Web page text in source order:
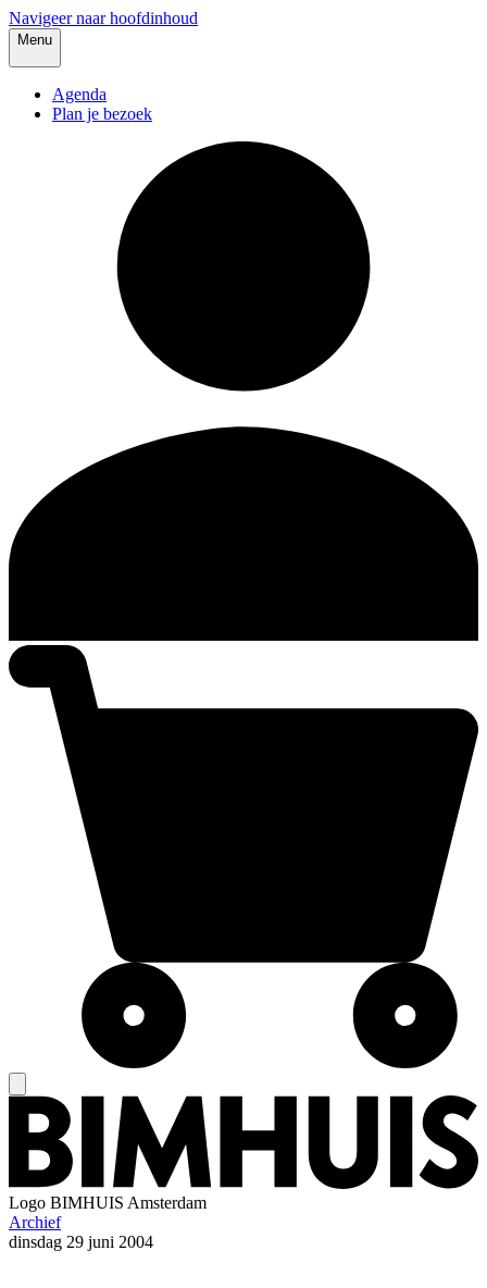
Navigeer naar hoofdinhoud
Menu
Agenda
Plan je bezoek
Logo BIMHUIS Amsterdam
Archief
dinsdag 29 juni 2004